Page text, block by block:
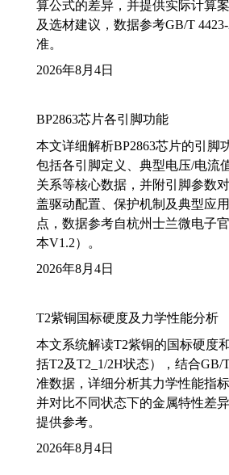
算公式的差异，并提供实际计算
及选材建议，数据参考GB/T
准。
2026年8月4日
BP2863芯片各引脚功能
本文详细解析BP2863芯片的引脚
包括各引脚定义、典型电压/电流
关系等核心数据，并附引脚参数
盖驱动配置、保护机制及典型应
点，数据参考自杭州士兰微电子
本V1.2）。
2026年8月4日
T2紫铜国标硬度及力学性能分析
本文系统解读T2紫铜的国标硬度
括T2及T2_1/2H状态），结合GB/
准数据，详细分析其力学性能指
并对比不同状态下的金属特性差
提供参考。
2026年8月4日